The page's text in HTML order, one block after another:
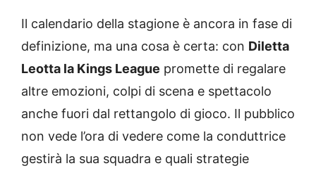
Il calendario della stagione è ancora in fase di
definizione, ma una cosa è certa: con Diletta
Leotta la Kings League promette di regalare
altre emozioni, colpi di scena e spettacolo
anche fuori dal rettangolo di gioco. Il pubblico
non vede l’ora di vedere come la conduttrice
gestirà la sua squadra e quali strategie